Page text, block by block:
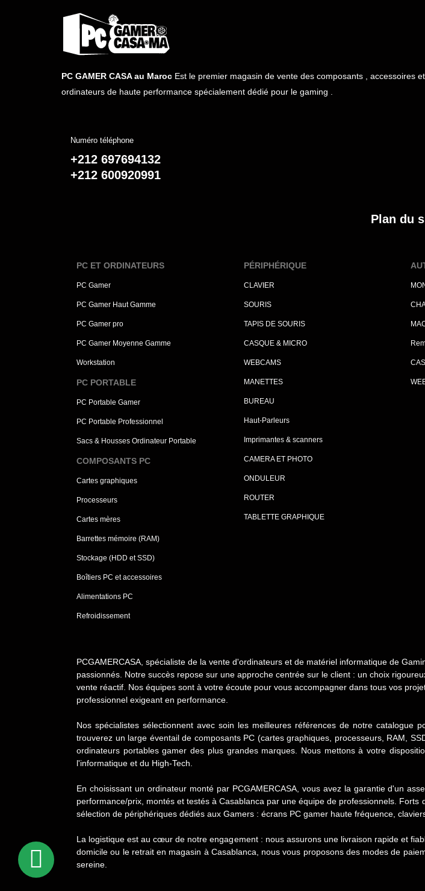
PC GAMER CASA au Maroc Est le premier magasin de vente des composants , accessoires
ordinateurs de haute performance spécialement dédié pour le gaming .
Numéro téléphone
+212 697694132
+212 600920991
Plan du
PC ET ORDINATEURS
PC Gamer
PC Gamer Haut Gamme
PC Gamer pro
PC Gamer Moyenne Gamme
Workstation
PC PORTABLE
PC Portable Gamer
PC Portable Professionnel
Sacs & Housses Ordinateur Portable
COMPOSANTS PC
Cartes graphiques
Processeurs
Cartes mères
Barrettes mémoire (RAM)
Stockage (HDD et SSD)
Boîtiers PC et accessoires
Alimentations PC
Refroidissement
PÉRIPHÉRIQUE
CLAVIER
SOURIS
TAPIS DE SOURIS
CASQUE & MICRO
WEBCAMS
MANETTES
BUREAU
Haut-Parleurs
Imprimantes & scanners
CAMERA ET PHOTO
ONDULEUR
ROUTER
TABLETTE GRAPHIQUE
PCGAMERCASA, spécialiste de la vente d'ordinateurs et de matériel informatique de
passionnés. Notre succès repose sur une approche centrée sur le client : un choix
vente réactif. Nos équipes sont à votre écoute pour vous accompagner dans tous vos
professionnel exigeant en performance.
Nos spécialistes sélectionnent avec soin les meilleures références de notre
trouverez un large éventail de composants PC (cartes graphiques, processeurs, RAM,
ordinateurs portables gamer des plus grandes marques. Nous mettons à votre
l'informatique et du High-Tech.
En choisissant un ordinateur monté par PCGAMERCASA, vous avez la garantie d'un
performance/prix, montés et testés à Casablanca par une équipe de professionnels.
sélection de périphériques dédiés aux Gamers : écrans PC gamer haute fréquence,
La logistique est au cœur de notre engagement : nous assurons une livraison rapide et
domicile ou le retrait en magasin à Casablanca, nous vous proposons des modes de
sereine.